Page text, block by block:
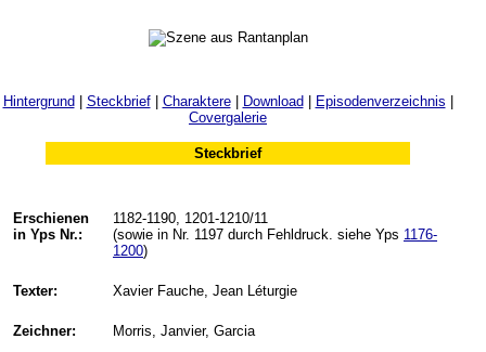
Hintergrund Steckbrief| Charaktere| Download Episodenverzeichnis
Covergalerie
Steckbrief
Erschienen
in Yps Nr.:
1182-1190, 1201-1210/11
(sowie in Nr. 1197 durch Fehldruck. siehe Yps 1176-
1200)
Texter: Xavier Fauche, Jean Léturgie
Zeichner: Morris, Janvier, Garcia